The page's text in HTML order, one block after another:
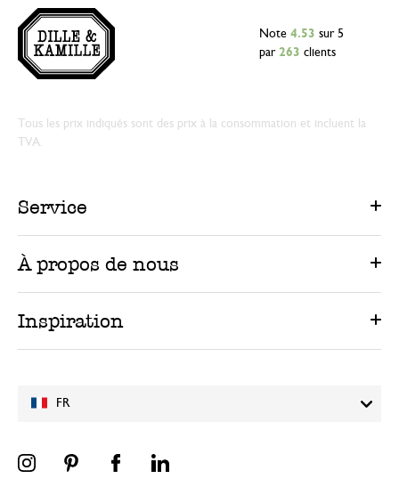
FR
Note 4.53 sur 5
par 263 clients
Tous les prix indiqués sont des prix à la consommation et incluent la
TVA.
Service
À propos de nous
Inspiration